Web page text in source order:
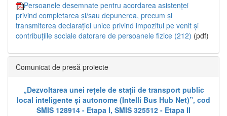
Persoanele desemnate pentru acordarea asistenței
privind completarea și/sau depunerea, precum și
transmiterea declarației unice privind impozitul pe venit și
contribuțiile sociale datorare de persoanele fizice (212) (pdf)
Comunicat de presă proiecte
„Dezvoltarea unei rețele de stații de transport public
local inteligente și autonome (Intelli Bus Hub Net)”, cod
SMIS 128914 - Etapa I, SMIS 325512 - Etapa II